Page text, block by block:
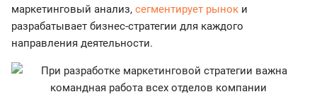
маркетинговый анализ, сегментирует рынок и
разрабатывает бизнес-стратегии для каждого
направления деятельности.